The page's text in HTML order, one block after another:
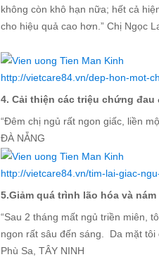
không còn khô hạn nữa; hết cả
cho hiệu quả cao hơn.” Chị Ngọc
http://vietcare84.vn/dep-hon-mot-
4. Cải thiện các triệu chứng
“Đêm chị ngủ rất ngon giấc, liền
ĐÀ NẴNG
http://vietcare84.vn/tim-lai-giac-
5.Giảm quá trình lão hóa và
“Sau 2 tháng mất ngủ triền miên,
ngon rất sâu đến sáng. Da mặt
Phù Sa, TÂY NINH